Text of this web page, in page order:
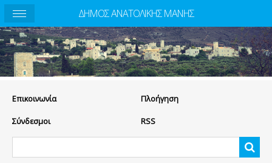
Eπικοινωνία Πλοήγηση
Σύνδεσμοι RSS
ΔΗΜΟΣ ΑΝΑΤΟΛΙΚΗΣ ΜΑΝΗΣ